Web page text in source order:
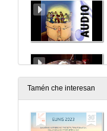
Tamén che interesan